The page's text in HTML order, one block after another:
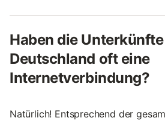
Haben die
Deutschland oft eine
Internetverbindung?
Natürlich! Entsprechend der